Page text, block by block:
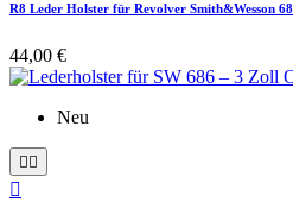
R8 Leder Holster für Revolver Smith&Wesson
44,00 €
Neu
 
